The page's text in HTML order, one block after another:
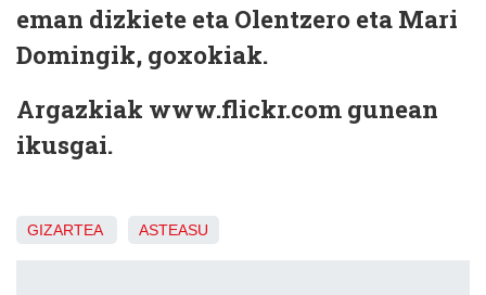
eman dizkiete eta Olentzero eta Mari
Domingik, goxokiak.
Argazkiak www.flickr.com gunean
ikusgai.
GIZARTEA ASTEASU